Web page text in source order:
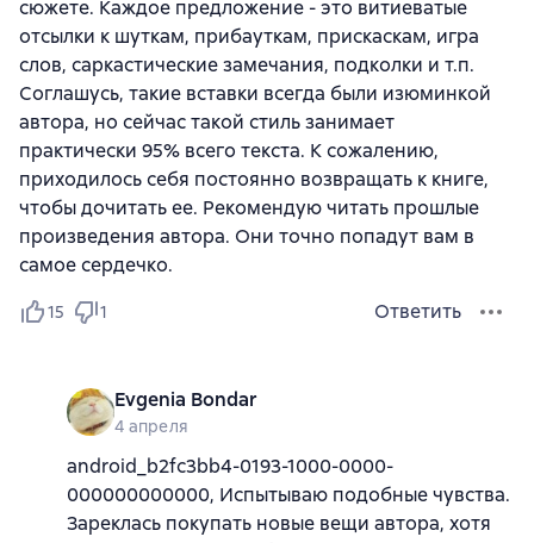
сюжете. Каждое предложение - это витиеватые
отсылки к шуткам, прибауткам, прискаскам, игра
слов, саркастические замечания, подколки и т.п.
Соглашусь, такие вставки всегда были изюминкой
автора, но сейчас такой стиль занимает
практически 95% всего текста. К сожалению,
приходилось себя постоянно возвращать к книге,
чтобы дочитать ее. Рекомендую читать прошлые
произведения автора. Они точно попадут вам в
самое сердечко.
15 1 Ответить
Evgenia Bondar
4 апреля
android_b2fc3bb4-0193-1000-0000-
000000000000, Испытываю подобные чувства.
Зареклась покупать новые вещи автора, хотя